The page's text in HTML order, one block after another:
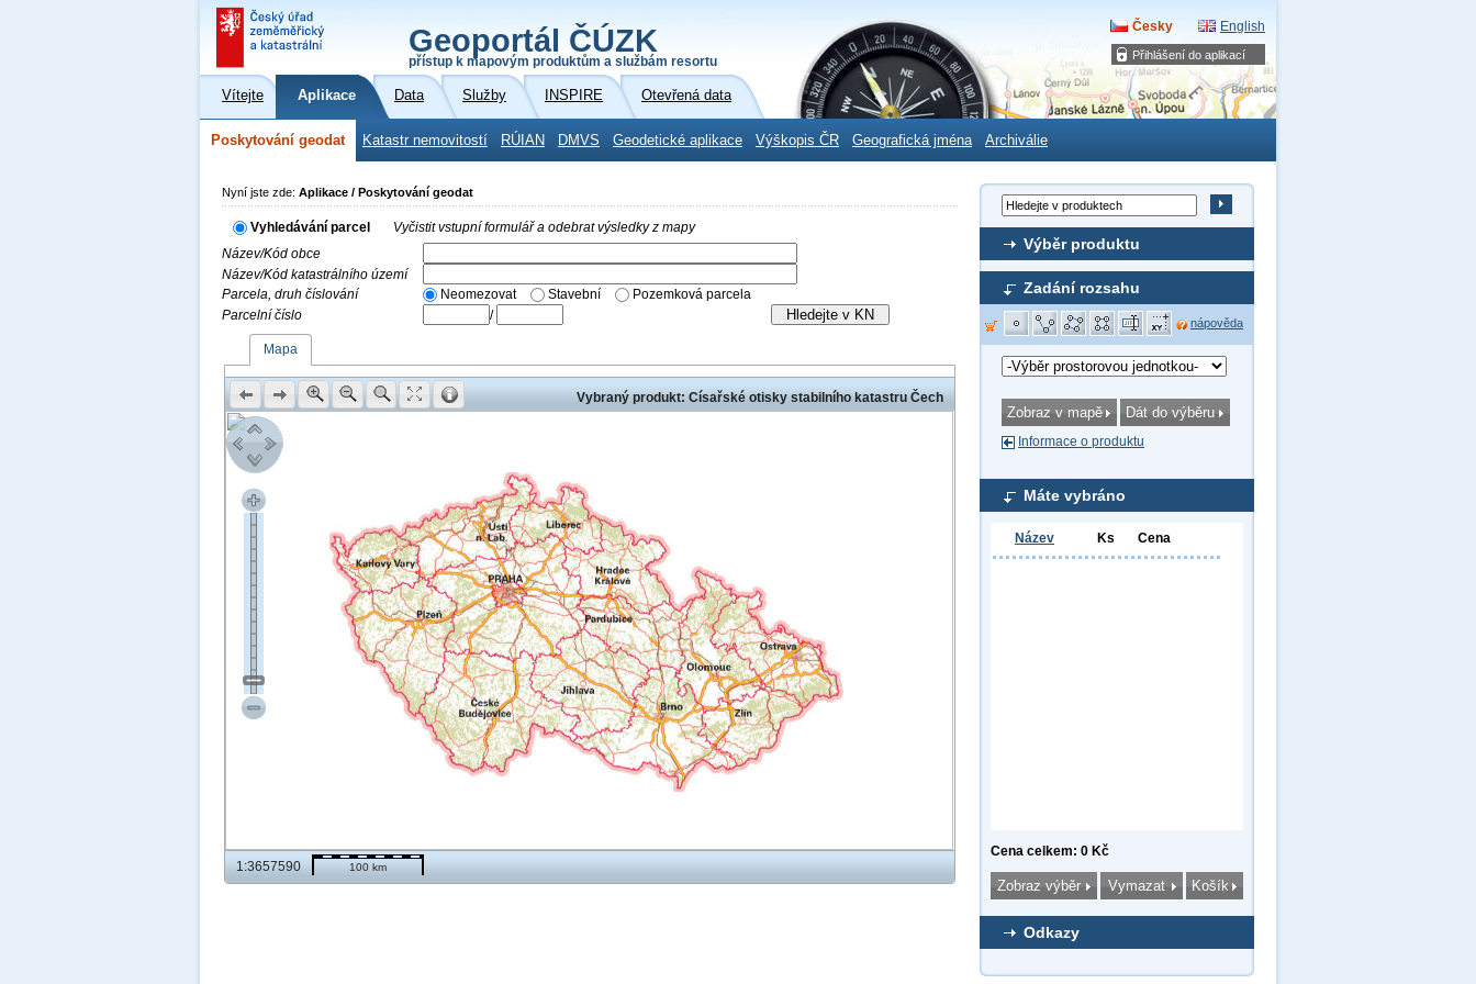
Přihlášení do aplikací
Geoportál ČÚZK
přístup k mapovým produktům a službám resortu
Česky English
Vítejte Aplikace Data Služby INSPIRE Otevřená data
Poskytování geodat Katastr nemovitostí RÚIAN DMVS Geodetické aplikace Výškopis ČR Geografická jména Archiválie
Výběr produktu
Zadání rozsahu
nápověda
Informace o produktu
Máte vybráno
Název Ks Cena
Cena celkem: 0 Kč
Odkazy
Nyní jste zde: Aplikace / Poskytování geodat
Vyhledávání parcel
Vyčistit vstupní formulář a odebrat výsledky z mapy
Název/Kód obce
Název/Kód katastrálního území
Parcela, druh číslování
Neomezovat Stavební
Pozemková parcela
Parcelní číslo
/
Mapa
Vybraný produkt: Císařské otisky stabilního katastru Čech
1:3657590 100 km